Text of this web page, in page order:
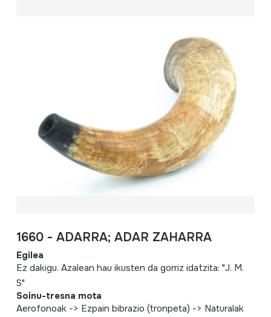
1660 - ADARRA; ADAR ZAHARRA
Egilea
Ez dakigu. Azalean hau ikusten da gorriz idatzita: "J. M.
S"
Soinu-tresna mota
Aerofonoak -> Ezpain bibrazio (tronpeta) -> Naturalak